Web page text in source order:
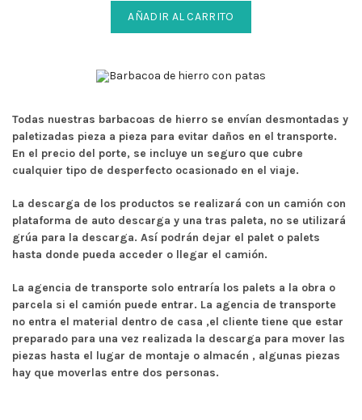
AÑADIR AL CARRITO
Todas nuestras barbacoas de hierro se envían desmontadas y
paletizadas pieza a pieza para evitar daños en el transporte.
En el precio del porte, se incluye un seguro que cubre
cualquier tipo de desperfecto ocasionado en el viaje.
La descarga de los productos se realizará con un camión con
plataforma de auto descarga y una tras paleta, no se utilizará
grúa para la descarga. Así podrán dejar el palet o palets
hasta donde pueda acceder o llegar el camión.
La agencia de transporte solo entraría los palets a la obra o
parcela si el camión puede entrar. La agencia de transporte
no entra el material dentro de casa ,el cliente tiene que estar
preparado para una vez realizada la descarga para mover las
piezas hasta el lugar de montaje o almacén , algunas piezas
hay que moverlas entre dos personas.